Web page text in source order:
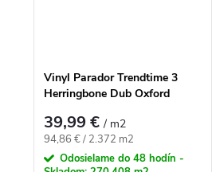
Vinyl Parador Trendtime 3
Herringbone Dub Oxford
39,99 €/ m2
Jednotková cena:
94,86 € / 2.372 m2
Odosielame do 48 hodín -